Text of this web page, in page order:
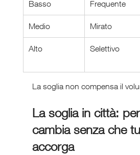
Basso Frequente
Medio Mirato
Alto Selettivo
La soglia non compensa il
La soglia in città:
cambia senza che
accorga